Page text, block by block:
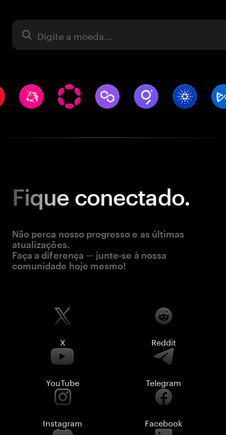
Ativo
Fique conectado.
Não perca nosso progresso e as últimas
atualizações.
Faça a diferença — junte-se à nossa
comunidade hoje mesmo!
X Reddit
YouTube Telegram
Instagram Facebook